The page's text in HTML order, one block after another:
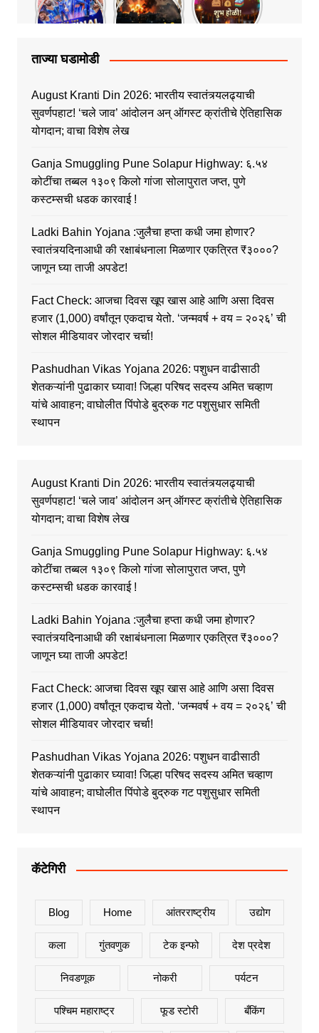
ताज्या घडामोडी
August Kranti Din 2026: भारतीय स्वातंत्र्यलढ्याची
सुवर्णपहाट! ‘चले जाव’ आंदोलन अन् ऑगस्ट क्रांतीचे ऐतिहासिक
योगदान; वाचा विशेष लेख
Ganja Smuggling Pune Solapur Highway: ६.५४
कोटींचा तब्बल १३०९ किलो गांजा सोलापुरात जप्त, पुणे
कस्टम्सची धडक कारवाई !
Ladki Bahin Yojana :जुलैचा हप्ता कधी जमा होणार?
स्वातंत्र्यदिनाआधी की रक्षाबंधनाला मिळणार एकत्रित ₹३०००?
जाणून घ्या ताजी अपडेट!
Fact Check: आजचा दिवस खूप खास आहे आणि असा दिवस
हजार (1,000) वर्षांतून एकदाच येतो. ‘जन्मवर्ष + वय = २०२६’ ची
सोशल मीडियावर जोरदार चर्चा!
Pashudhan Vikas Yojana 2026: पशुधन वाढीसाठी
शेतकऱ्यांनी पुढाकार घ्यावा! जिल्हा परिषद सदस्य अमित चव्हाण
यांचे आवाहन; वाघोलीत पिंपोडे बुद्रुक गट पशुसुधार समिती
स्थापन
August Kranti Din 2026: भारतीय स्वातंत्र्यलढ्याची
सुवर्णपहाट! ‘चले जाव’ आंदोलन अन् ऑगस्ट क्रांतीचे ऐतिहासिक
योगदान; वाचा विशेष लेख
Ganja Smuggling Pune Solapur Highway: ६.५४
कोटींचा तब्बल १३०९ किलो गांजा सोलापुरात जप्त, पुणे
कस्टम्सची धडक कारवाई !
Ladki Bahin Yojana :जुलैचा हप्ता कधी जमा होणार?
स्वातंत्र्यदिनाआधी की रक्षाबंधनाला मिळणार एकत्रित ₹३०००?
जाणून घ्या ताजी अपडेट!
Fact Check: आजचा दिवस खूप खास आहे आणि असा दिवस
हजार (1,000) वर्षांतून एकदाच येतो. ‘जन्मवर्ष + वय = २०२६’ ची
सोशल मीडियावर जोरदार चर्चा!
Pashudhan Vikas Yojana 2026: पशुधन वाढीसाठी
शेतकऱ्यांनी पुढाकार घ्यावा! जिल्हा परिषद सदस्य अमित चव्हाण
यांचे आवाहन; वाघोलीत पिंपोडे बुद्रुक गट पशुसुधार समिती
स्थापन
कॅटेगिरी
Blog Home आंतरराष्ट्रीय उद्योग
कला गुंतवणुक टेक इन्फो देश प्रदेश
निवडणूक नोकरी पर्यटन
पश्चिम महाराष्ट्र फूड स्टोरी बँकिंग